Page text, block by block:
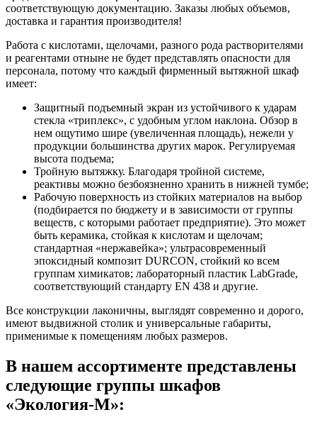
соответствующую документацию. Заказы любых объемов,
доставка и гарантия производителя!
Работа с кислотами, щелочами, разного рода растворителями
и реагентами отныне не будет представлять опасности для
персонала, потому что каждый фирменный вытяжной шкаф
имеет:
Защитный подъемный экран из устойчивого к ударам
стекла «триплекс», с удобным углом наклона. Обзор в
нем ощутимо шире (увеличенная площадь), нежели у
продукции большинства других марок. Регулируемая
высота подъема;
Тройную вытяжку. Благодаря тройной системе,
реактивы можно безбоязненно хранить в нижней тумбе;
Рабочую поверхность из стойких материалов на выбор
(подбирается по бюджету и в зависимости от группы
веществ, с которыми работает предприятие). Это может
быть керамика, стойкая к кислотам и щелочам;
стандартная «нержавейка»; ультрасовременный
эпоксидный композит DURCON, стойкий ко всем
группам химикатов; лабораторный пластик LabGrade,
соответствующий стандарту EN 438 и другие.
Все конструкции лаконичны, выглядят современно и дорого,
имеют выдвижной столик и универсальные габариты,
применимые к помещениям любых размеров.
В нашем ассортименте представлены
следующие группы шкафов
«Экология-М»: